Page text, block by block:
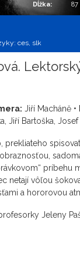
Dĺžka:
ces, slk
Jiří Macháně •
Jiří Bartoška,
príbehu
netají vôľou
a hororovou
Jeleny